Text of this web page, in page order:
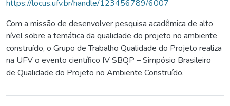
https://locus.ufv.br/handle/123456789/6007
Com a missão de desenvolver pesquisa acadêmica de alto
nível sobre a temática da qualidade do projeto no ambiente
construído, o Grupo de Trabalho Qualidade do Projeto realiza
na UFV o evento científico IV SBQP – Simpósio Brasileiro
de Qualidade do Projeto no Ambiente Construído.